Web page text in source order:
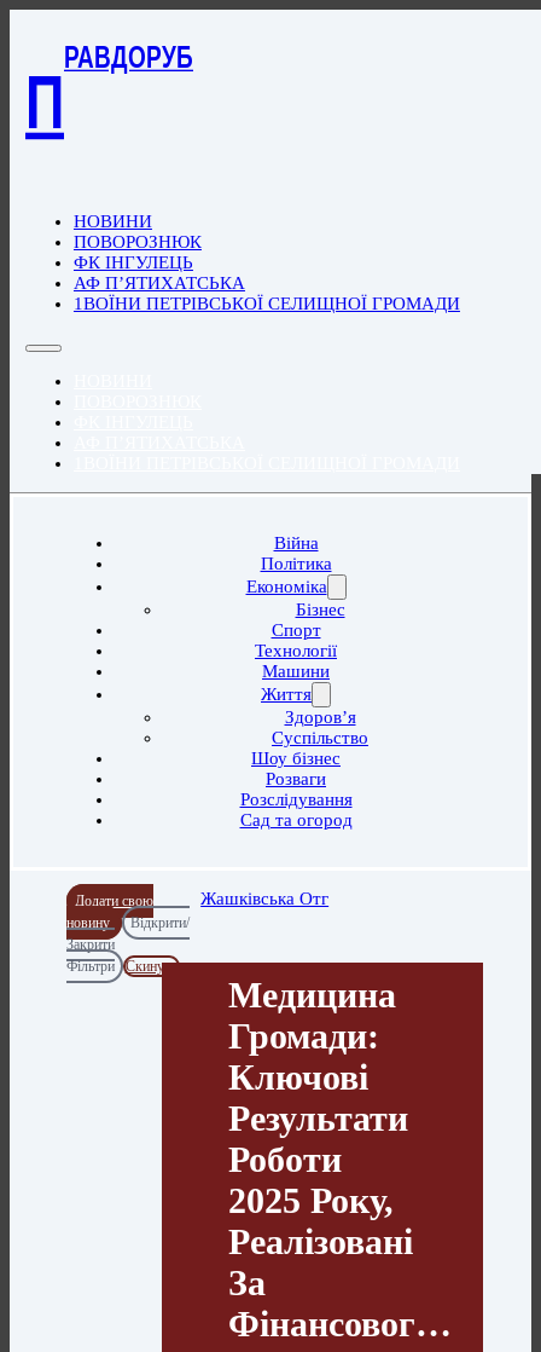
П
РАВДОРУБ
НОВИНИ
ПОВОРОЗНЮК
ФК ІНГУЛЕЦЬ
АФ П’ЯТИХАТСЬКА
1ВОЇНИ ПЕТРІВСЬКОЇ СЕЛИЩНОЇ ГРОМАДИ
Війна
Політика
Економіка
Бізнес
Спорт
Технології
Машини
Життя
Здоров’я
Суспільство
Шоу бізнес
Розваги
Розслідування
Сад та огород
Додати свою
новину
Відкрити/
Закрити
Фільтри
Скинути
Жашківська Отг
Медицина
Громади:
Ключові
Результати
Роботи
2025 Року,
Реалізовані
За
Фінансовог…